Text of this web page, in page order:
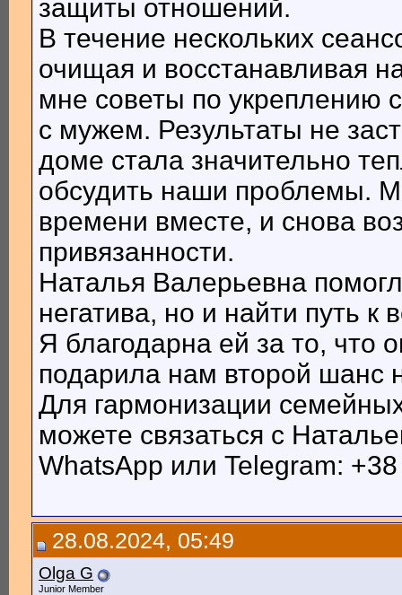
защиты отношений.
В течение нескольких
очищая и восстанавливая
мне советы по укреплению
с мужем. Результаты не
доме стала значительно
обсудить наши проблемы.
времени вместе, и снова
привязанности.
Наталья Валерьевна
негатива, но и найти путь
Я благодарна ей за то, что
подарила нам второй шанс
Для гармонизации
можете связаться с
WhatsApp или Telegram:
28.08.2024, 05:49
Olga G
Junior Member